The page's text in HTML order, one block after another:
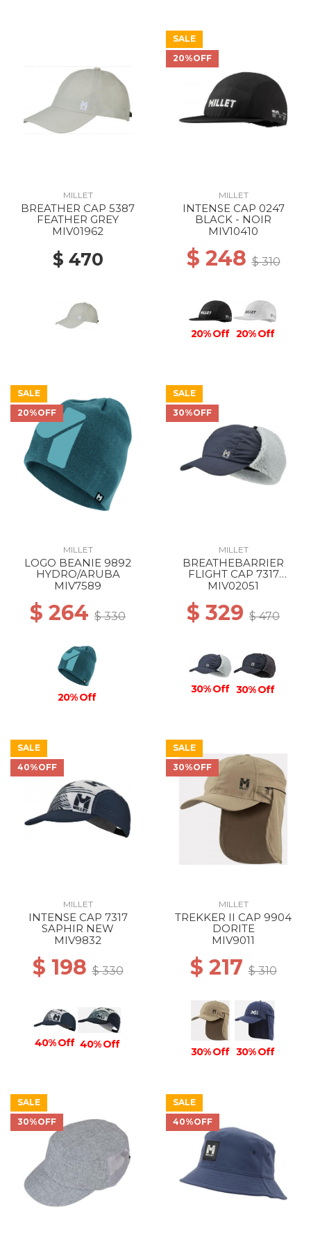
MILLET
BREATHER CAP 5387
FEATHER GREY
MIV01962
$ 470
SALE
20%OFF
MILLET
INTENSE CAP 0247
BLACK - NOIR
MIV10410
$ 248$ 310
20% Off 20% Off
SALE
20%OFF
MILLET
LOGO BEANIE 9892
HYDRO/ARUBA
MIV7589
$ 264 $ 330
20% Off
SALE
30%OFF
MILLET
BREATHEBARRIER
FLIGHT CAP 7317
SAPHIR
MIV02051
$ 329 $ 470
30% Off 30% Off
SALE
40%OFF
MILLET
INTENSE CAP 7317
SAPHIR NEW
MIV9832
$ 198$ 330
40% Off 40% Off
SALE
30%OFF
MILLET
TREKKER II CAP 9904
DORITE
MIV9011
$ 217$ 310
30% Off 30% Off
SALE
30%OFF
SALE
40%OFF